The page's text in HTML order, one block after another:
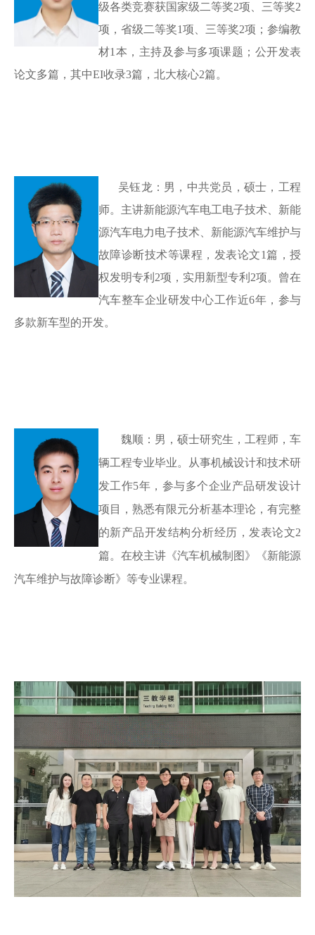
级各类竞赛获国家级二等奖2项、三等奖2
项，省级二等奖1项、三等奖2项；参编教
材1 本，主持及参与多项课题；公开发表
论文多篇，其中EI收录3篇，北大核心2篇。
吴钰龙：男，中共党员，硕士，工程
师。主讲新能源汽车电工电子技术、新能
源汽车电力电子技术、新能源汽车维护与
故障诊断技术等课程，发表论文1篇，授
权发明专利2项，实用新型专利2项。曾在
汽车整车企业研发中心工作近6年，参与
多款新车型的开发。
魏顺 ： 男，硕士研究生，工程师，车
辆工程专业毕业。从事机械设计和技术研
发工作5年，参与多个企业产品研发设计
项目，熟悉有限元分析基本理论，有完整
的新产品开发结构分析经历，发表论文2
篇。在校主讲《汽车机械制图》《新能源
汽车维护与故障诊断》等专业课程。